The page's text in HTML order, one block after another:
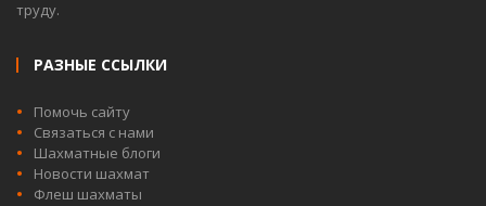
труду.
РАЗНЫЕ ССЫЛКИ
Помочь сайту
Связаться с нами
Шахматные блоги
Новости шахмат
Флеш шахматы